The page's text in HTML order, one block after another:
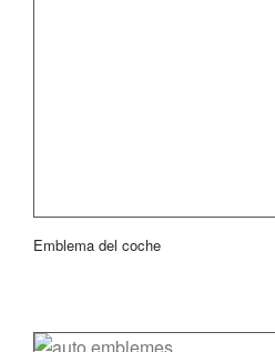
Emblema del coche